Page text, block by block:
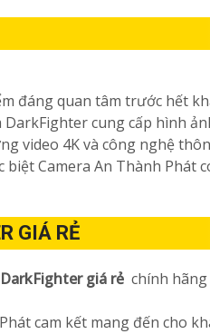
đáng quan tâm trước hết
cung cấp hình
video 4K và công nghệ
biệt Camera An Thành
GIÁ RẺ
giá rẻ chính
cam kết mang đến cho